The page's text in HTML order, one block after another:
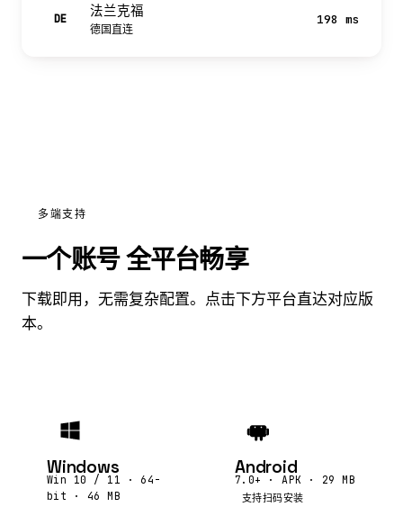
DE 法兰克福
德国直连
198 ms
多端支持
一个账号 全平台畅享
下载即用，无需复杂配置。点击下方平台直达对应版
本。
Windows
Win 10 / 11 · 64-
bit · 46 MB
Android
7.0+ · APK · 29 MB
支持扫码安装